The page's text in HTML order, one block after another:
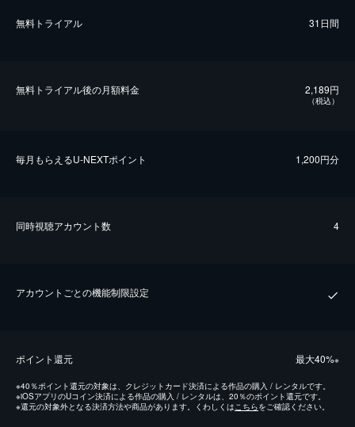
無料トライアル 31日間
無料トライアル後の⽉額料金 2,189円
（税込）
毎⽉もらえるU-NEXTポイント 1,200円分
同時視聴アカウント数 4
アカウントごとの機能制限設定
ポイント還元 最⼤40%※
※40％ポイント還元の対象は、クレジットカード決済による作品の購入 / レンタルです。
※iOSアプリのUコイン決済による作品の購入 / レンタルは、20％のポイント還元です。
※還元の対象外となる決済方法や商品があります。くわしくはこちらをご確認ください。